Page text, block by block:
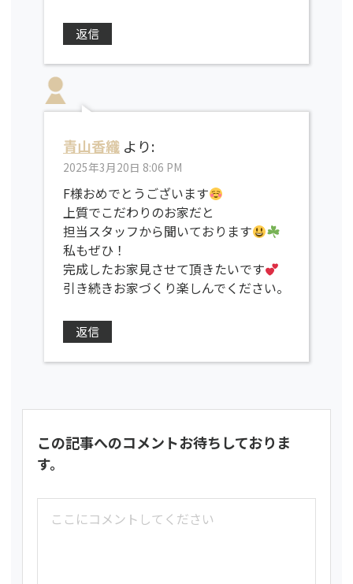
返信
青山香織 より:
2025年3月20日 8:06 PM
F様おめでとうございます
上質でこだわりのお家だと
担当スタッフから聞いております
私もぜひ！
完成したお家見させて頂きたいです
引き続きお家づくり楽しんでください。
返信
この記事へのコメントお待ちしておりま
す。